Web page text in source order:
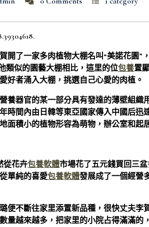
開了一家多肉植物大棚名叫“美諾花園”
類似的園藝大棚相比，這里的位包養置
好者涌入大棚，挑選自己心愛的肉植。
養器官的某一部分具有發達的薄壁組織
時間內由日韓等東亞國家傳入中國后迅
面積小的植物形容為萌物，辦公室和起
從花卉包養軟體市場花了五元錢買回三
單純的喜愛包養軟體發展成了一個經營
便不斷往家里添置新品種，很快丈夫李
量越來越多，把家里的小院占得滿滿的